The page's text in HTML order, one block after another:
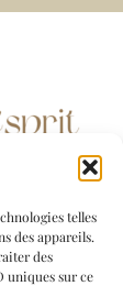
telles
des appareils.
des
uniques sur ce